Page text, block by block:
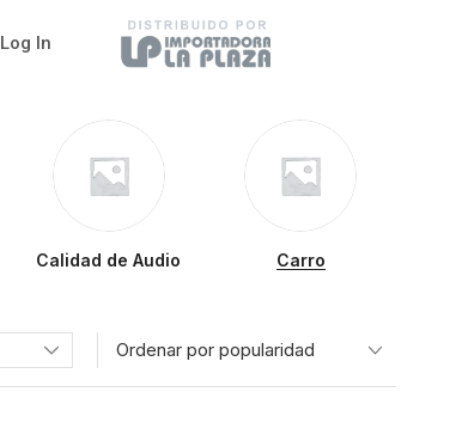
Log In
Calidad de Audio Carro